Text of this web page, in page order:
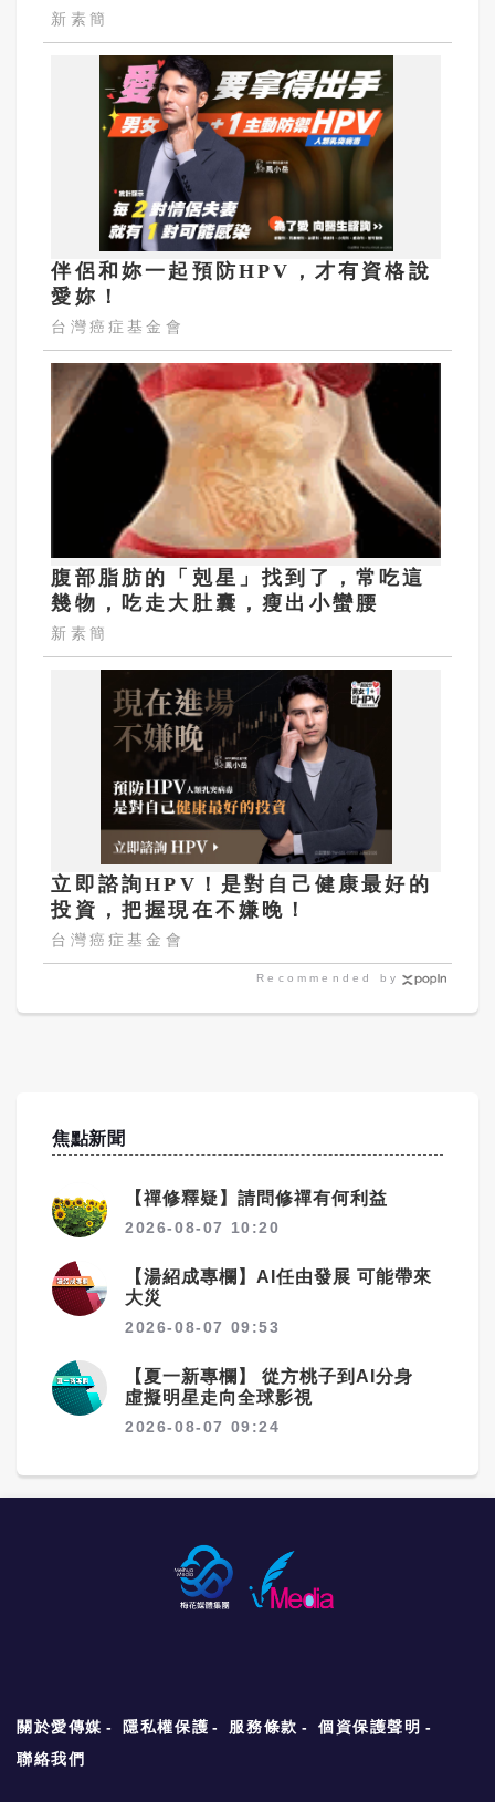
新素簡
伴侶和妳一起預防HPV，才有資格說
愛妳！
台灣癌症基金會
腹部脂肪的「剋星」找到了，常吃這
幾物，吃走大肚囊，瘦出小蠻腰
新素簡
立即諮詢HPV！是對自己健康最好的
投資，把握現在不嫌晚！
台灣癌症基金會
Recommended by
焦點新聞
【禪修釋疑】請問修禪有何利益
2026-08-07 10:20
【湯紹成專欄】AI任由發展 可能帶來
大災
2026-08-07 09:53
【夏一新專欄】 從方桃子到AI分身
虛擬明星走向全球影視
2026-08-07 09:24
關於愛傳媒 隱私權保護 服務條款
個資保護聲明
聯絡我們